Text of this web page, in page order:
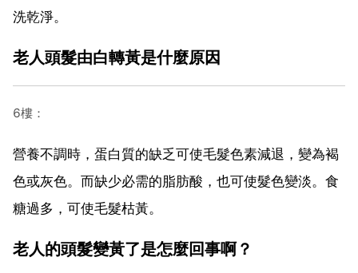
洗乾淨。
老人頭髮由白轉黃是什麼原因
6樓：
營養不調時，蛋白質的缺乏可使毛髮色素減退，變為褐
色或灰色。而缺少必需的脂肪酸，也可使髮色變淡。食
糖過多，可使毛髮枯黃。
老人的頭髮變黃了是怎麼回事啊？